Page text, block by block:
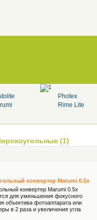
Photex
Rime Lite
(1)
конвертер Marumi 0.5х
конвертер Marumi 0.5х
для уменьшения фокусного
объектива фотоаппарата или
в 2 раза и увеличения угла